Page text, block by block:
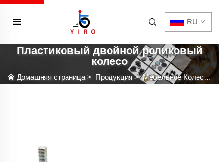
RU
Пластиковый двойной роликовый
колесо
Домашняя страница > Продукция>Мебельное Колесо С Кастером